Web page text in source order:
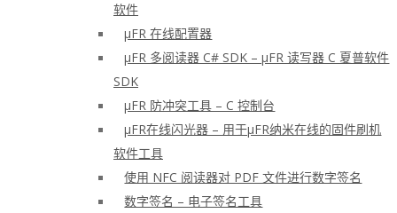
软件
μFR 在线配置器
μFR 多阅读器 C# SDK – μFR 读写器 C 夏普软件
SDK
μFR 防冲突工具 – C 控制台
μFR在线闪光器 – 用于μFR纳米在线的固件刷机
软件工具
使用 NFC 阅读器对 PDF 文件进行数字签名
数字签名 – 电子签名工具